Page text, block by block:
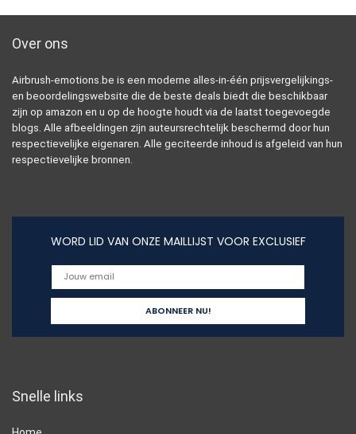
Over ons
Airbrush-emotions.be is een moderne alles-in-één prijsvergelijkings-
en beoordelingswebsite die de beste deals biedt die beschikbaar
zijn op amazon en u op de hoogte houdt via de laatst toegevoegde
blogs. Alle afbeeldingen zijn auteursrechtelijk beschermd door hun
respectievelijke eigenaren. Alle geciteerde inhoud is afgeleid van hun
respectievelijke bronnen.
WORD LID VAN ONZE MAILLIJST VOOR EXCLUSIEF
Snelle links